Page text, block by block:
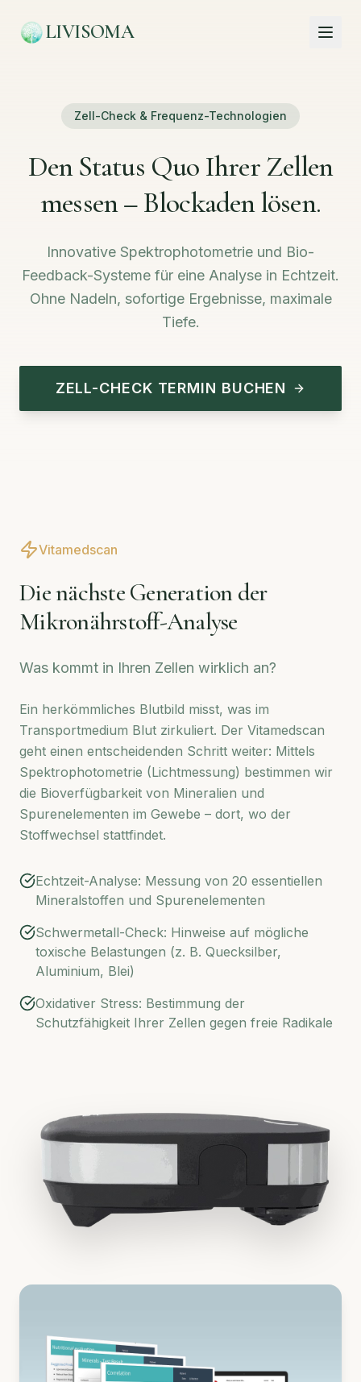
LIVISOMA
Zell-Check & Frequenz-Technologien
Den Status Quo Ihrer Zellen
messen – Blockaden lösen.
Innovative Spektrophotometrie und Bio-
Feedback-Systeme für eine Analyse in Echtzeit.
Ohne Nadeln, sofortige Ergebnisse, maximale
Tiefe.
ZELL-CHECK TERMIN BUCHEN
Vitamedscan
Die nächste Generation der
Mikronährstoff-Analyse
Was kommt in Ihren Zellen wirklich an?
Ein herkömmliches Blutbild misst, was im
Transportmedium Blut zirkuliert. Der Vitamedscan
geht einen entscheidenden Schritt weiter: Mittels
Spektrophotometrie (Lichtmessung) bestimmen wir
die Bioverfügbarkeit von Mineralien und
Spurenelementen im Gewebe – dort, wo der
Stoffwechsel stattfindet.
Echtzeit-Analyse: Messung von 20 essentiellen
Mineralstoffen und Spurenelementen
Schwermetall-Check: Hinweise auf mögliche
toxische Belastungen (z. B. Quecksilber,
Aluminium, Blei)
Oxidativer Stress: Bestimmung der
Schutzfähigkeit Ihrer Zellen gegen freie Radikale